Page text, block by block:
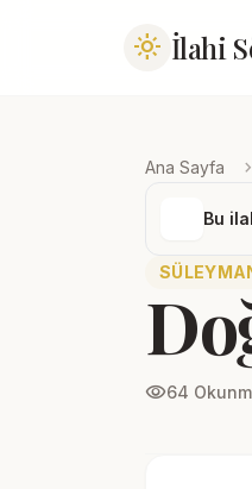
light_mode İlahi
Ana Sayfa chevron_right
Bu
visibility64